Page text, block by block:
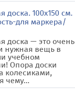
доска. 100х150 см.
для маркера/
доска — это очень
нужная вещь в
учебном
Опора доски
колесиками,
чему...